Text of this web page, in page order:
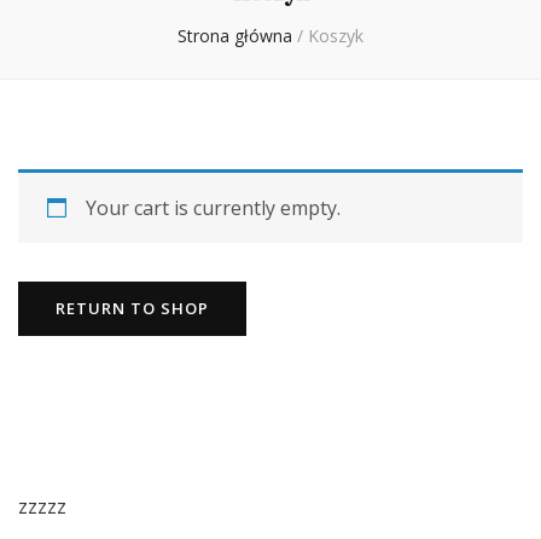
Strona główna / Koszyk
Your cart is currently empty.
RETURN TO SHOP
zzzzz